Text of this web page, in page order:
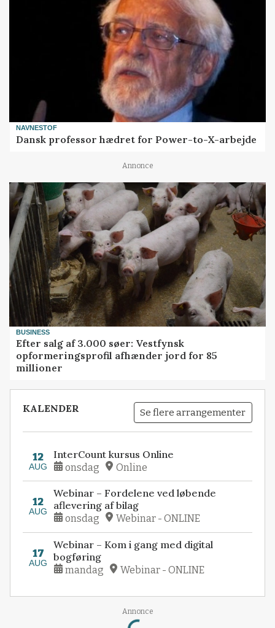
NAVNESTOF
Dansk professor hædret for Power-to-X-arbejde
Annonce
BUSINESS
Efter salg af 3.000 søer: Vestfynsk
opformeringsprofil afhænder jord for 85
millioner
KALENDER Se flere arrangementer
12
AUG
InterCount kursus Online
onsdag Online
12
AUG
Webinar – Fordelene ved løbende
aflevering af bilag
onsdag Webinar - ONLINE
17
AUG
Webinar – Kom i gang med digital
bogføring
mandag Webinar - ONLINE
Annonce
Loading...